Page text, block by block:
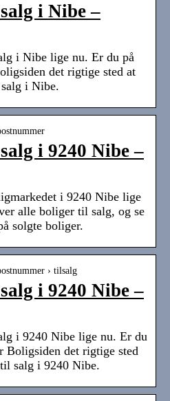
i Nibe –
i Nibe lige nu. Er du på
det rigtige sted at
i Nibe.
i 9240 Nibe –
i 9240 Nibe lige
alle boliger til salg, og se
solgte boliger.
› tilsalg
i 9240 Nibe –
i 9240 Nibe lige nu. Er du
Boligsiden det rigtige sted
salg i 9240 Nibe.